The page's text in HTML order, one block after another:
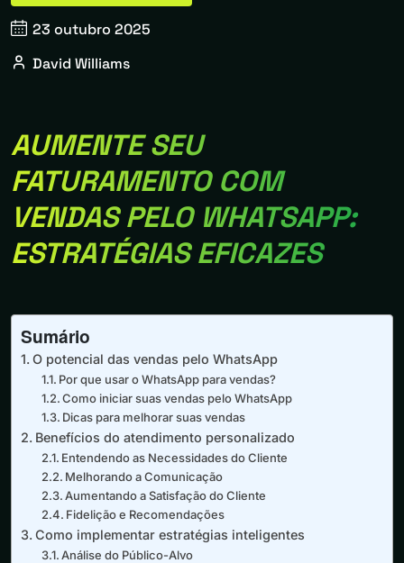
23 outubro 2025
David Williams
AUMENTE SEU
FATURAMENTO COM
VENDAS PELO WHATSAPP:
ESTRATÉGIAS EFICAZES
Sumário
O potencial das vendas pelo WhatsApp
Por que usar o WhatsApp para vendas?
Como iniciar suas vendas pelo WhatsApp
Dicas para melhorar suas vendas
Benefícios do atendimento personalizado
Entendendo as Necessidades do Cliente
Melhorando a Comunicação
Aumentando a Satisfação do Cliente
Fidelição e Recomendações
Como implementar estratégias inteligentes
Análise do Público-Alvo